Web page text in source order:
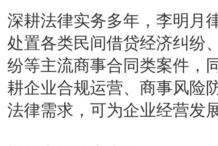
深耕法律实务多年，李明月
处置各类民间借贷经济纠纷
纷等主流商事合同类案件，
耕企业合规运营、商事风险
法律需求，可为企业经营发